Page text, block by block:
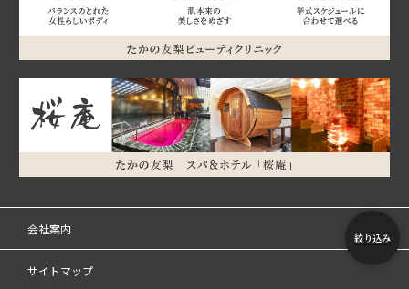
絞り込み
会社案内
サイトマップ